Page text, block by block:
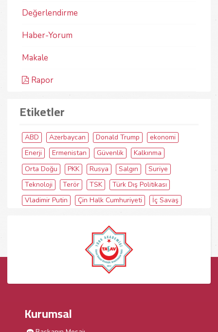
Değerlendirme
Haber-Yorum
Makale
Rapor
Etiketler
ABD Azerbaycan Donald Trump
ekonomi
Enerji
Ermenistan Güvenlik
Kalkınma
Orta Doğu
PKK Rusya Salgın
Suriye
Teknoloji
Terör TSK
Türk Dış Politikası
Vladimir Putin
Çin Halk Cumhuriyeti İç Savaş
Kurumsal